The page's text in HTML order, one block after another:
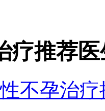
疗推荐医
不孕治